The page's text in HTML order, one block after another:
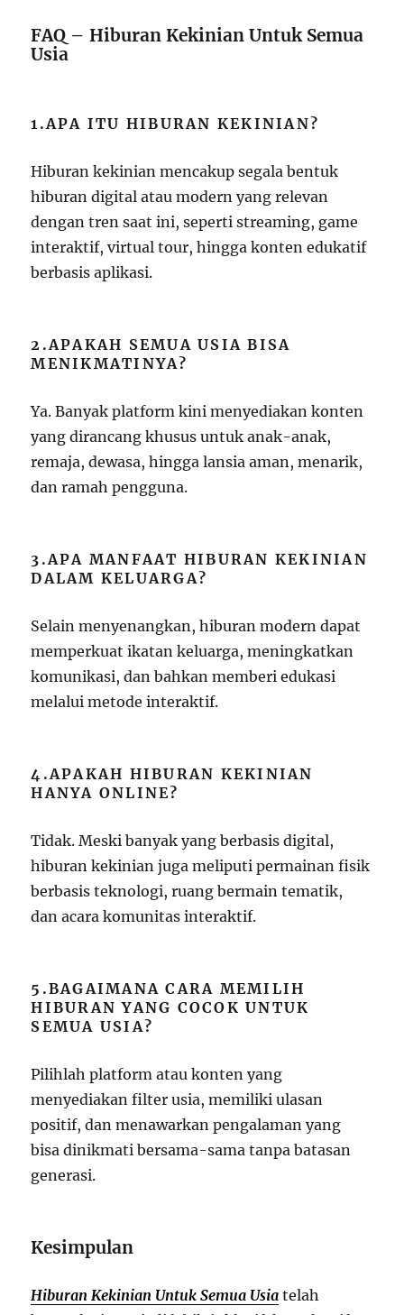
FAQ – Hiburan Kekinian Untuk Semua
Usia
1.APA ITU HIBURAN KEKINIAN?
Hiburan kekinian mencakup segala bentuk
hiburan digital atau modern yang relevan
dengan tren saat ini, seperti streaming, game
interaktif, virtual tour, hingga konten edukatif
berbasis aplikasi.
2.APAKAH SEMUA USIA BISA
MENIKMATINYA?
Ya. Banyak platform kini menyediakan konten
yang dirancang khusus untuk anak-anak,
remaja, dewasa, hingga lansia aman, menarik,
dan ramah pengguna.
3.APA MANFAAT HIBURAN KEKINIAN
DALAM KELUARGA?
Selain menyenangkan, hiburan modern dapat
memperkuat ikatan keluarga, meningkatkan
komunikasi, dan bahkan memberi edukasi
melalui metode interaktif.
4.APAKAH HIBURAN KEKINIAN
HANYA ONLINE?
Tidak. Meski banyak yang berbasis digital,
hiburan kekinian juga meliputi permainan fisik
berbasis teknologi, ruang bermain tematik,
dan acara komunitas interaktif.
5.BAGAIMANA CARA MEMILIH
HIBURAN YANG COCOK UNTUK
SEMUA USIA?
Pilihlah platform atau konten yang
menyediakan filter usia, memiliki ulasan
positif, dan menawarkan pengalaman yang
bisa dinikmati bersama-sama tanpa batasan
generasi.
Kesimpulan
Hiburan Kekinian Untuk Semua Usia telah